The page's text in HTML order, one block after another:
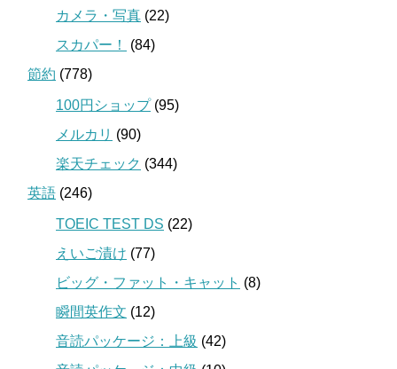
カメラ・写真 (22)
スカパー！
(84)
節約 (778)
100円ショップ(95)
メルカリ (90)
楽天チェック (344)
英語 (246)
TOEIC TEST DS (22)
えいご漬け (77)
ビッグ・ファット・キャット (8)
瞬間英作文 (12)
音読パッケージ：上級 (42)